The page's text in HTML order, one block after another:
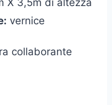
X 3,5m di altezza
vernice
collaborante